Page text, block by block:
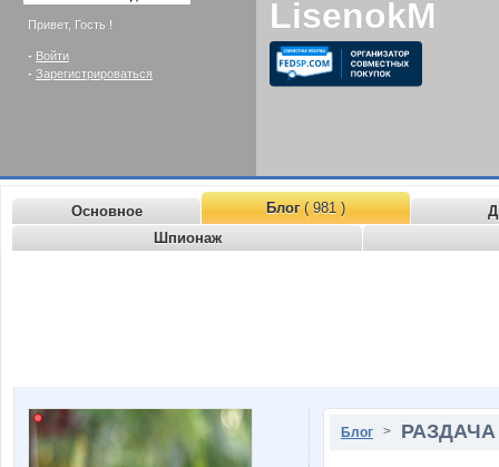
Привет, Гость !
- Войти
- Зарегистрироваться
LisenokM
Основное Блог( 981 )
Шпионаж
Блог >